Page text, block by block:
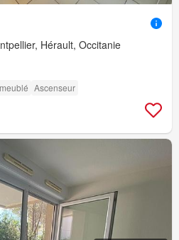
Hérault, Occitanie
Ascenseur